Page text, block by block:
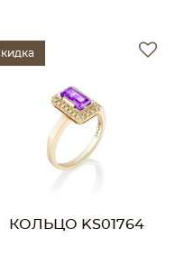
КОЛЬЦО KS01764